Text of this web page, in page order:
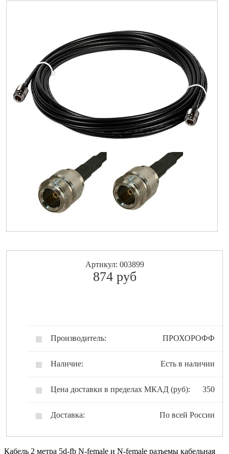
Артикул: 003899
874pуб
Производитель: ПРОХОРОФФ
Наличие: Есть в наличии
Цена доставки в пределах МКАД (руб): 350
Доставка: По всей России
Кабель 2 метра 5d-fb N-female и N-female разъемы кабельная